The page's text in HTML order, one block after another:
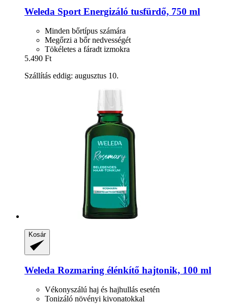
Weleda Sport Energizáló tusfürdő, 750 ml
Minden bőrtípus számára
Megőrzi a bőr nedvességét
Tökéletes a fáradt izmokra
5.490 Ft
Szállítás eddig: augusztus 10.
Kosár
Weleda Rozmaring élénkítő hajtonik, 100 ml
Vékonyszálú haj és hajhullás esetén
Tonizáló növényi kivonatokkal